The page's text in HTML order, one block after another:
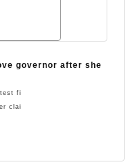
governor after she
fi
clai